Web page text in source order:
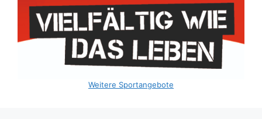
Weitere Sportangebote